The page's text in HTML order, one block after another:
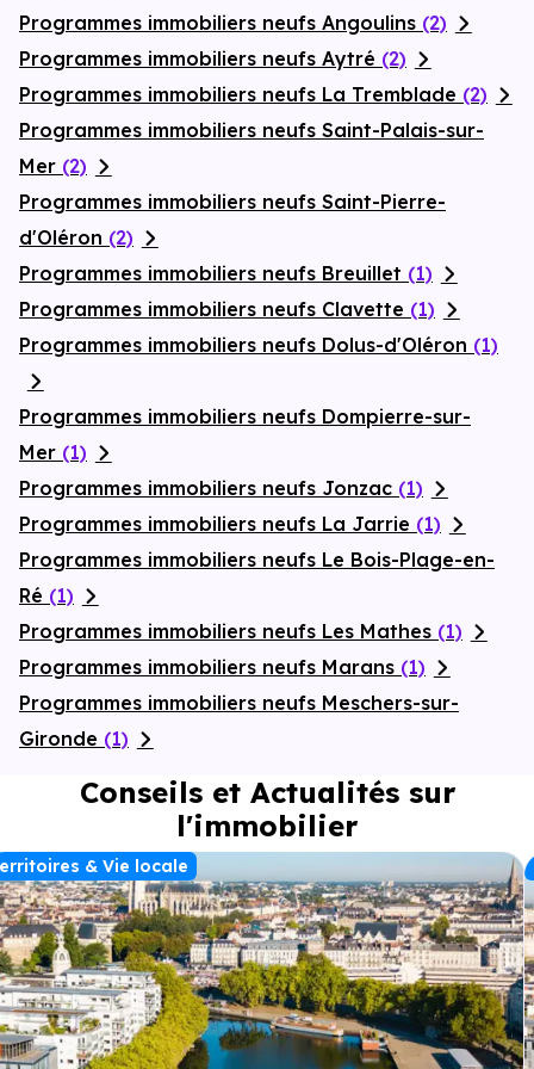
Programmes immobiliers neufs Angoulins (2)
Programmes immobiliers neufs Aytré (2)
Programmes immobiliers neufs La Tremblade (2)
Programmes immobiliers neufs Saint-Palais-sur-
Mer (2)
Programmes immobiliers neufs Saint-Pierre-
d'Oléron (2)
Programmes immobiliers neufs Breuillet (1)
Programmes immobiliers neufs Clavette (1)
Programmes immobiliers neufs Dolus-d'Oléron (1)
Programmes immobiliers neufs Dompierre-sur-
Mer (1)
Programmes immobiliers neufs Jonzac (1)
Programmes immobiliers neufs La Jarrie (1)
Programmes immobiliers neufs Le Bois-Plage-en-
Ré (1)
Programmes immobiliers neufs Les Mathes (1)
Programmes immobiliers neufs Marans (1)
Programmes immobiliers neufs Meschers-sur-
Gironde (1)
Conseils et Actualités sur
l'immobilier
& Vie locale